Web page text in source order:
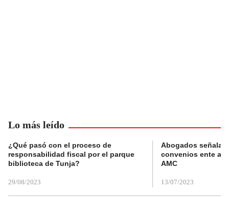
Lo más leído
¿Qué pasó con el proceso de
responsabilidad fiscal por el parque
biblioteca de Tunja?
29/08/2023
Abogados
convenios ente
AMC
13/07/2023